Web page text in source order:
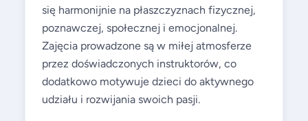
się harmonijnie na płaszczyznach fizycznej,
poznawczej, społecznej i emocjonalnej.
Zajęcia prowadzone są w miłej atmosferze
przez doświadczonych instruktorów, co
dodatkowo motywuje dzieci do aktywnego
udziału i rozwijania swoich pasji.